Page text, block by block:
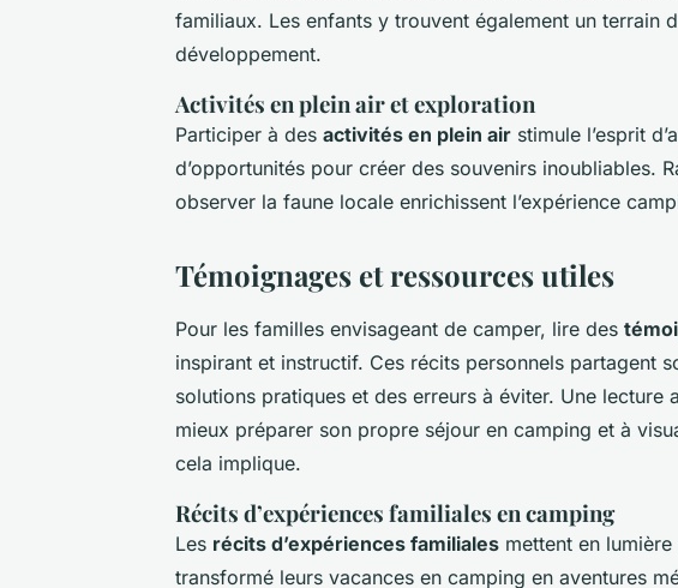
familiaux. Les enfants y trouvent également un terrain
développement.
Activités en plein air et exploration
Participer à des activités en plein air stimule l’esprit
d’opportunités pour créer des souvenirs inoubliables.
observer la faune locale enrichissent l’expérience
Témoignages et ressources utiles
Pour les familles envisageant de camper, lire des
inspirant et instructif. Ces récits personnels partagent
solutions pratiques et des erreurs à éviter. Une lecture
mieux préparer son propre séjour en camping et à
cela implique.
Récits d’expériences familiales en camping
Les récits d’expériences familiales mettent en
transformé leurs vacances en camping en aventures